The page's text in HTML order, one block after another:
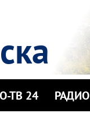
ТВ 24 РАДИО